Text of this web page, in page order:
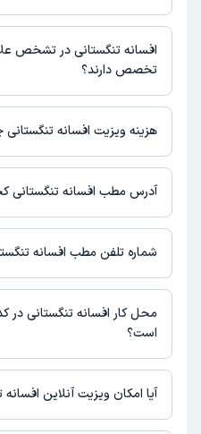
مطب، شماره تماس، برنامه حضور در
اطلاعات مرتبط با خدمات پزشکی و
دکترتو در دسترس باشد
افسانه تنگستانی در رشته‌های زیر
گفتاردرمانی
افسانه تنگستانی در تشخص
تخصص دارند؟
افسانه تنگستانی در تشخیص علائم و
فعالیت می‌کنند.
هزینه ویزیت افسانه
مبلغ ویزیت افسانه تنگستانی با توجه
هزینه مشاوره پزشکی تلفنی: 200000 تومان
آدرس مطب افسانه تنگستانی
افسانه تنگستانی 1 مطب
زیر است.
شماره تلفن مطب افسانه
مطب تهران : شماره تماس مطب
صفحه ثبت نشده است.
محل کار افسانه تنگستانی در
است؟
اطلاعاتی درباره محل فعالیت افسانه
نیست.
آیا امکان ویزیت آنلاین
در حال حاضر افسانه تنگستانی مشاوره